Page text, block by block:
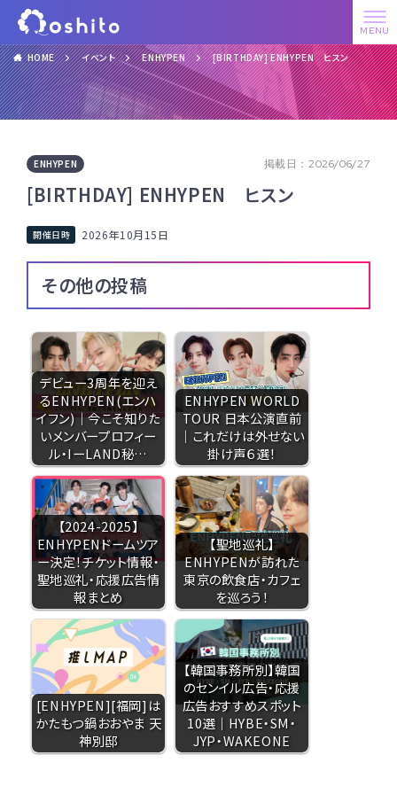
HOME イベント ENHYPEN [BIRTHDAY] ENHYPEN ヒスン
ENHYPEN 掲載日：2026/06/27
[BIRTHDAY] ENHYPEN ヒスン
2026年10月15日
その他の投稿
デビュー3周年を迎え
るENHYPEN(エンハ
イフン)｜今こそ知りた
いメンバープロフィー
ル・IーLAND秘…
ENHYPEN WORLD
TOUR 日本公演直前
｜これだけは外せない
掛け声６選！
【2024-2025】
ENHYPENドームツア
ー決定！チケット情報・
聖地巡礼・応援広告情
報まとめ
【聖地巡礼】
ENHYPENが訪れた
東京の飲食店・カフェ
を巡ろう！
[ENHYPEN][福岡]は
かたもつ鍋おおやま 天
神別邸
【韓国事務所別】韓国
のセンイル広告・応援
広告おすすめスポット
10選｜HYBE・SM・
JYP・WAKEONE